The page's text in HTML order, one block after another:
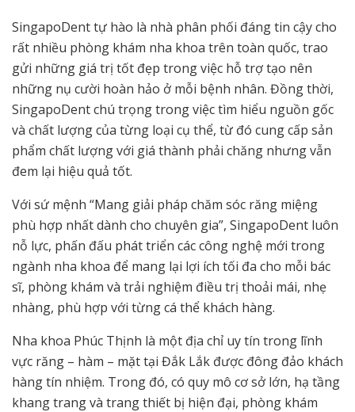
SingapoDent tự hào là nhà phân phối đáng tin cậy cho
rất nhiều phòng khám nha khoa trên toàn quốc, trao
gửi những giá trị tốt đẹp trong việc hỗ trợ tạo nên
những nụ cười hoàn hảo ở mỗi bệnh nhân. Đồng thời,
SingapoDent chú trọng trong việc tìm hiểu nguồn gốc
và chất lượng của từng loại cụ thể, từ đó cung cấp sản
phẩm chất lượng với giá thành phải chăng nhưng vẫn
đem lại hiệu quả tốt.
Với sứ mệnh “Mang giải pháp chăm sóc răng miệng
phù hợp nhất dành cho chuyên gia”, SingapoDent luôn
nỗ lực, phấn đấu phát triển các công nghệ mới trong
ngành nha khoa để mang lại lợi ích tối đa cho mỗi bác
sĩ, phòng khám và trải nghiệm điều trị thoải mái, nhẹ
nhàng, phù hợp với từng cá thể khách hàng.
Nha khoa Phúc Thịnh là một địa chỉ uy tín trong lĩnh
vực răng – hàm – mặt tại Đắk Lắk được đông đảo khách
hàng tín nhiệm. Trong đó, có quy mô cơ sở lớn, hạ tầng
khang trang và trang thiết bị hiện đại, phòng khám